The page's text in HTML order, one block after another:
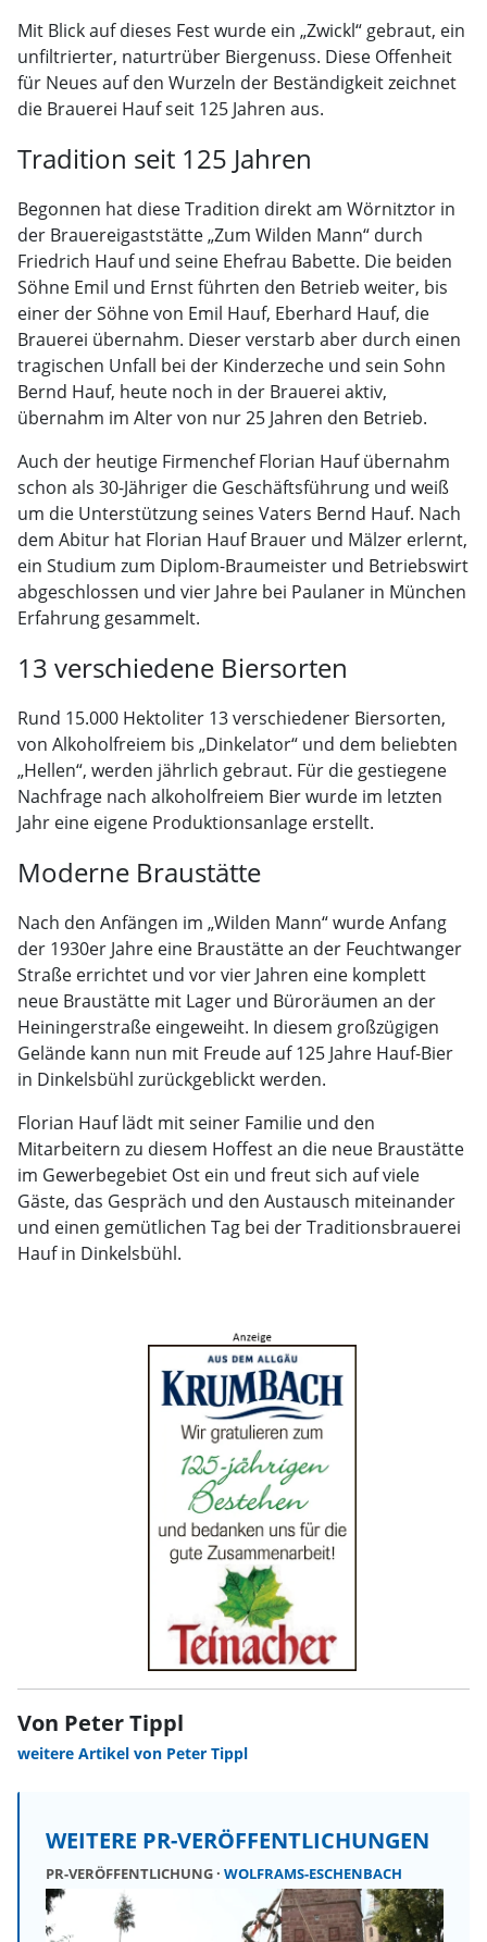
Mit Blick auf dieses Fest wurde ein „Zwickl“ gebraut, ein
unfiltrierter, naturtrüber Biergenuss. Diese Offenheit
für Neues auf den Wurzeln der Beständigkeit zeichnet
die Brauerei Hauf seit 125 Jahren aus.
Tradition seit 125 Jahren
Begonnen hat diese Tradition direkt am Wörnitztor in
der Brauereigaststätte „Zum Wilden Mann“ durch
Friedrich Hauf und seine Ehefrau Babette. Die beiden
Söhne Emil und Ernst führten den Betrieb weiter, bis
einer der Söhne von Emil Hauf, Eberhard Hauf, die
Brauerei übernahm. Dieser verstarb aber durch einen
tragischen Unfall bei der Kinderzeche und sein Sohn
Bernd Hauf, heute noch in der Brauerei aktiv,
übernahm im Alter von nur 25 Jahren den Betrieb.
Auch der heutige Firmenchef Florian Hauf übernahm
schon als 30-Jähriger die Geschäftsführung und weiß
um die Unterstützung seines Vaters Bernd Hauf. Nach
dem Abitur hat Florian Hauf Brauer und Mälzer erlernt,
ein Studium zum Diplom-Braumeister und Betriebswirt
abgeschlossen und vier Jahre bei Paulaner in München
Erfahrung gesammelt.
13 verschiedene Biersorten
Rund 15.000 Hektoliter 13 verschiedener Biersorten,
von Alkoholfreiem bis „Dinkelator“ und dem beliebten
„Hellen“, werden jährlich gebraut. Für die gestiegene
Nachfrage nach alkoholfreiem Bier wurde im letzten
Jahr eine eigene Produktionsanlage erstellt.
Moderne Braustätte
Nach den Anfängen im „Wilden Mann“ wurde Anfang
der 1930er Jahre eine Braustätte an der Feuchtwanger
Straße errichtet und vor vier Jahren eine komplett
neue Braustätte mit Lager und Büroräumen an der
Heiningerstraße eingeweiht. In diesem großzügigen
Gelände kann nun mit Freude auf 125 Jahre Hauf-Bier
in Dinkelsbühl zurückgeblickt werden.
Florian Hauf lädt mit seiner Familie und den
Mitarbeitern zu diesem Hoffest an die neue Braustätte
im Gewerbegebiet Ost ein und freut sich auf viele
Gäste, das Gespräch und den Austausch miteinander
und einen gemütlichen Tag bei der Traditionsbrauerei
Hauf in Dinkelsbühl.
Von Peter Tippl
weitere Artikel von Peter Tippl
WEITERE PR-VERÖFFENTLICHUNGEN
PR-VERÖFFENTLICHUNG WOLFRAMS-ESCHENBACH